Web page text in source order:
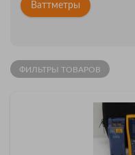
Ваттметры
ФИЛЬТРЫ ТОВАРОВ